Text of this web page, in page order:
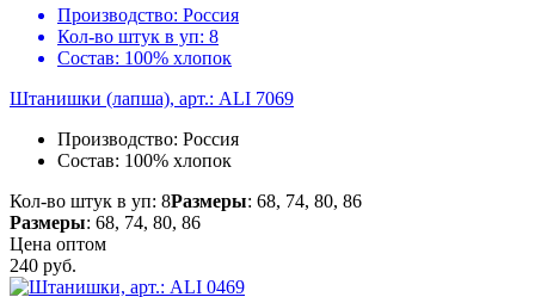
Производство: Россия
Кол-во штук в уп: 8
Состав: 100% хлопок
Штанишки (лапша), арт.: ALI 7069
Производство: Россия
Состав: 100% хлопок
Кол-во штук в уп: 8Размеры: 68, 74, 80, 86
Размеры: 68, 74, 80, 86
Цена оптом
240 руб.